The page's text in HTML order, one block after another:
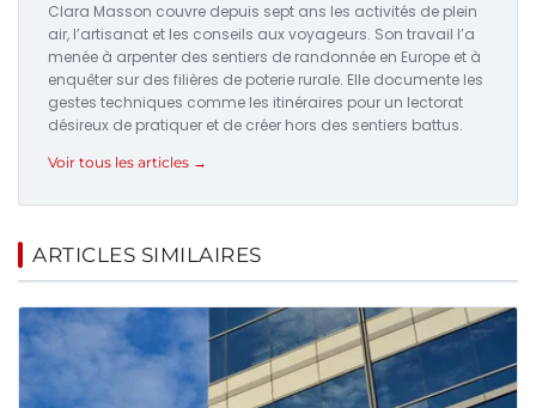
Clara Masson couvre depuis sept ans les activités de plein
air, l’artisanat et les conseils aux voyageurs. Son travail l’a
menée à arpenter des sentiers de randonnée en Europe et à
enquêter sur des filières de poterie rurale. Elle documente les
gestes techniques comme les itinéraires pour un lectorat
désireux de pratiquer et de créer hors des sentiers battus.
Voir tous les articles →
ARTICLES SIMILAIRES